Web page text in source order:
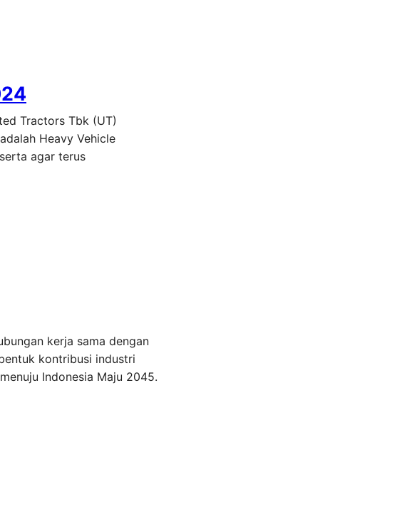
Tractors Tbk (UT)
Heavy Vehicle
agar terus
kerja sama dengan
kontribusi industri
Indonesia Maju 2045.